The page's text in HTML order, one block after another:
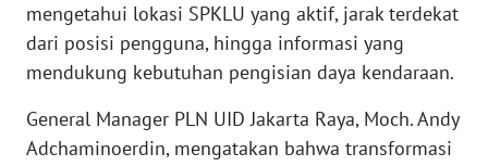
mengetahui lokasi SPKLU yang aktif, jarak terdekat
dari posisi pengguna, hingga informasi yang
mendukung kebutuhan pengisian daya kendaraan.
General Manager PLN UID Jakarta Raya, Moch. Andy
Adchaminoerdin, mengatakan bahwa transformasi
WN
KEPRI
PAPUA